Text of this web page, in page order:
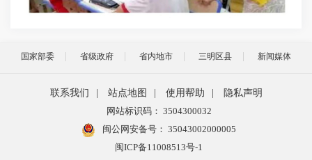
国家部委 省级政府 省内地市 三明区县 新闻媒体
联系我们 站点地图 使用帮助
隐私声明
网站标识码： 3504300032
闽公网安备号： 35043002000005
闽ICP备11008513号-1